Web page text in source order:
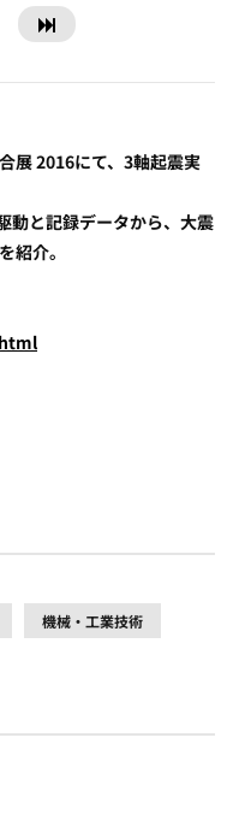
展 2016にて、3軸起震実
動と記録データから、大震
紹介。
機械・工業技術